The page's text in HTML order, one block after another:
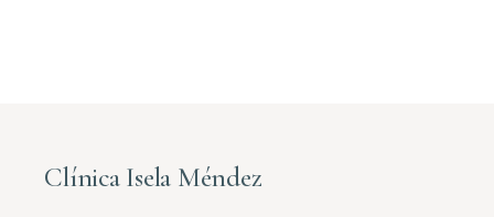
Clínica Isela Méndez